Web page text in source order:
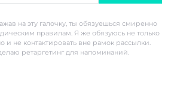
на эту галочку, ты обязуешься смиренно
правилам. Я же обязуюсь не только
и не контактировать вне рамок рассылки.
ретаргетинг для напоминаний.